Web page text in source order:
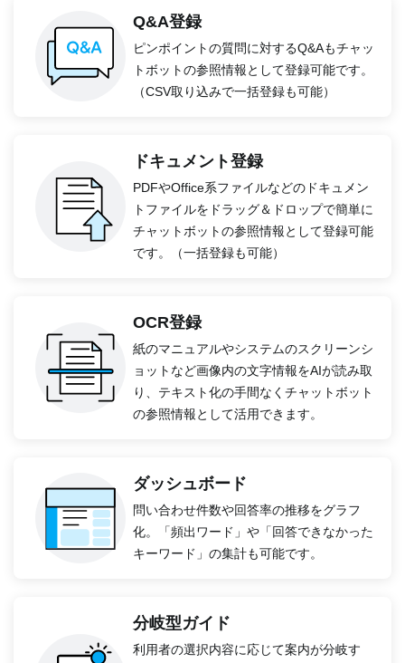
Q&A登録
ピンポイントの質問に対するQ&Aもチャッ
トボットの参照情報として登録可能です。
（CSV取り込みで一括登録も可能）
ドキュメント登録
PDFやOffice系ファイルなどのドキュメン
トファイルをドラッグ＆ドロップで簡単に
チャットボットの参照情報として登録可能
です。（一括登録も可能）
OCR登録
紙のマニュアルやシステムのスクリーンシ
ョットなど画像内の文字情報をAIが読み取
り、テキスト化の手間なくチャットボット
の参照情報として活用できます。
ダッシュボード
問い合わせ件数や回答率の推移をグラフ
化。「頻出ワード」や「回答できなかった
キーワード」の集計も可能です。
分岐型ガイド
利用者の選択内容に応じて案内が分岐す